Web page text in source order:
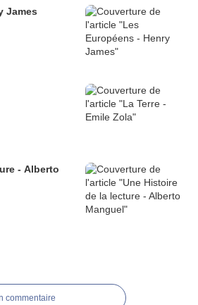
James
- Alberto
commentaire